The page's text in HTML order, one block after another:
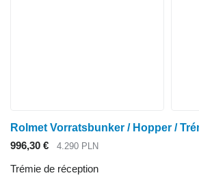
996,30 € 4.290 PLN
Trémie de réception